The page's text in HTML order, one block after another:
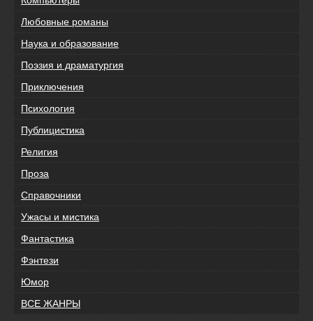
Любовные романы
Наука и образование
Поэзия и драматургия
Приключения
Психология
Публицистика
Религия
Проза
Справочники
Ужасы и мистика
Фантастика
Фэнтези
Юмор
ВСЕ ЖАНРЫ